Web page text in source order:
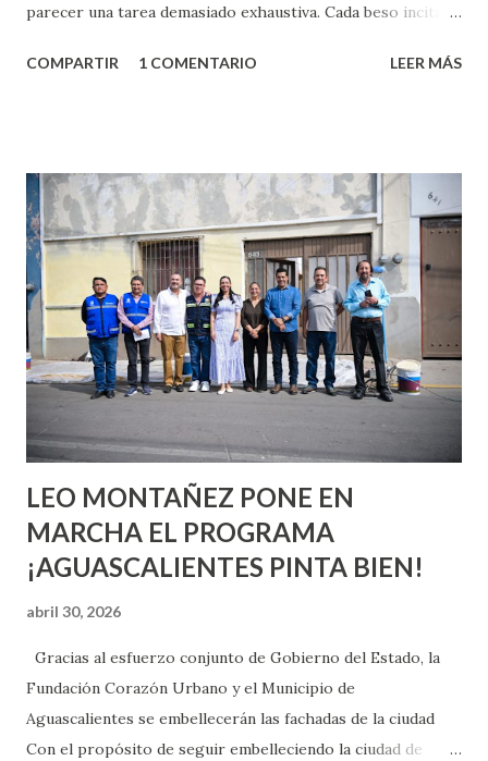
parecer una tarea demasiado exhaustiva. Cada beso incita
partes de ti que jamás hubieras imaginado. El problema es
conoces ni la mitad de lo que deberías saber. Pero incluso
quienes ya han tenido relaciones sexuales no son expertos
o expertas en el tema. Siempre hay algo nuevo que
aprender y nuevas experiencias que conocer. Si eres una
chica y aún no has tenido relaciones sexuales, tal vez
pienses que el sexo será increíble y no puedas esperar para
experimentarlo, pero como cualquier persona con
experiencia te dirá, siempre es mejor cuando ambas partes
son suficientemen...
COMPARTIR 1 COMENTARIO LEER MÁS
LEO MONTAÑEZ PONE EN
MARCHA EL PROGRAMA
¡AGUASCALIENTES PINTA BIEN!
abril 30, 2026
Gracias al esfuerzo conjunto de Gobierno del Estado, la
Fundación Corazón Urbano y el Municipio de
Aguascalientes se embellecerán las fachadas de la ciudad
Con el propósito de seguir embelleciendo la ciudad de